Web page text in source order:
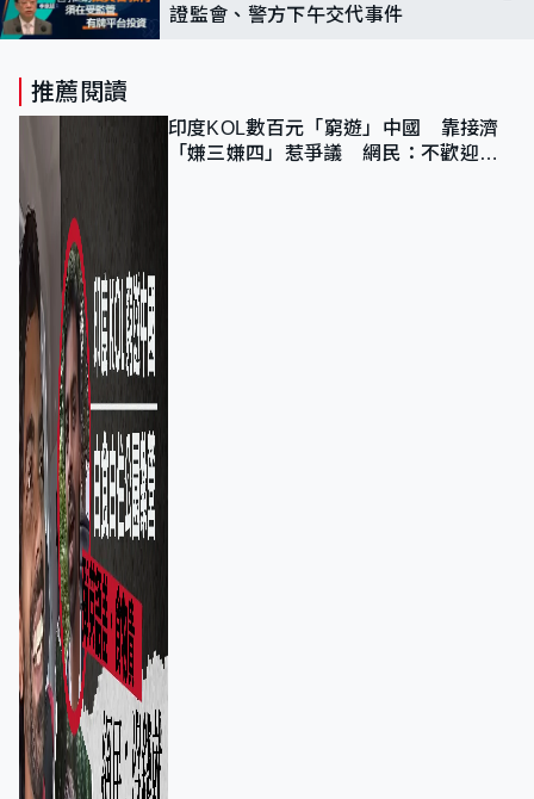
證監會、警方下午交代事件
推薦閱讀
印度KOL數百元「窮遊」中國 靠接濟
「嫌三嫌四」惹爭議 網民：不歡迎劣